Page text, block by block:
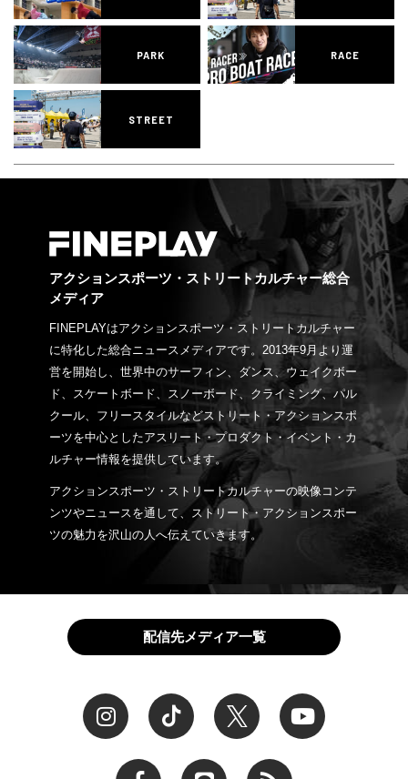
PARK RACE
STREET
アクションスポーツ・ストリートカルチャー総合
メディア
FINEPLAYはアクションスポーツ・ストリートカルチャー
に特化した総合ニュースメディアです。2013年9月より運
営を開始し、世界中のサーフィン、ダンス、ウェイクボー
ド、スケートボード、スノーボード、クライミング、パル
クール、フリースタイルなどストリート・アクションスポ
ーツを中心としたアスリート・プロダクト・イベント・カ
ルチャー情報を提供しています。
アクションスポーツ・ストリートカルチャーの映像コンテ
ンツやニュースを通して、ストリート・アクションスポー
ツの魅力を沢山の人へ伝えていきます。
配信先メディア一覧